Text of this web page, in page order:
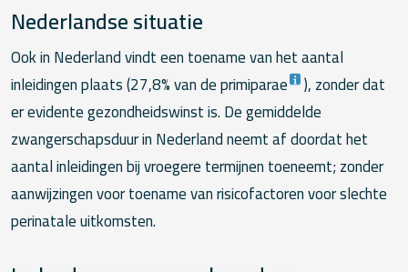
Nederlandse situatie
Ook in Nederland vindt een toename van het aantal
inleidingen plaats (27,8% van de primiparae ), zonder dat
er evidente gezondheidswinst is. De gemiddelde
zwangerschapsduur in Nederland neemt af doordat het
aantal inleidingen bij vroegere termijnen toeneemt; zonder
aanwijzingen voor toename van risicofactoren voor slechte
perinatale uitkomsten.